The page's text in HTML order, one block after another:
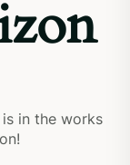
in the works